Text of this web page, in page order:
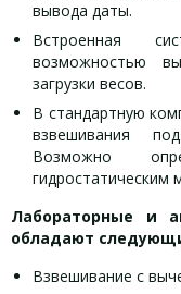
вывода даты.
Встроенная
возможностью
загрузки весов.
В стандартную
взвешивания
Возможно
гидростатическим
Лабораторные и
обладают
Взвешивание с